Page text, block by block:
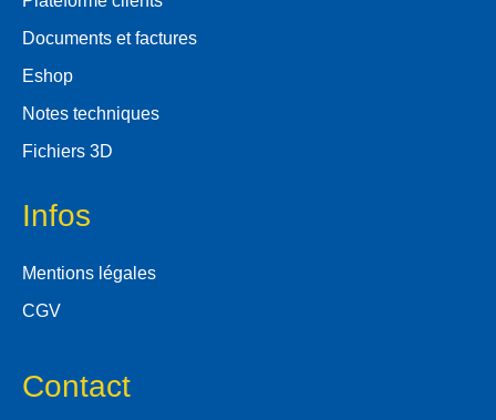
Documents et factures
Eshop
Notes techniques
Fichiers 3D
Infos
Mentions légales
CGV
Contact